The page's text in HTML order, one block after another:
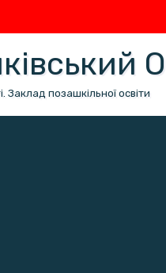
Заклад позашкільної освіти